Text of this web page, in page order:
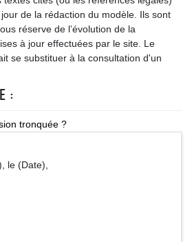
de la rédaction du modèle. Ils sont
réserve de l’évolution de la
à jour effectuées par le site. Le
se substituer à la consultation d'un
:
tronquée ?
prénoms